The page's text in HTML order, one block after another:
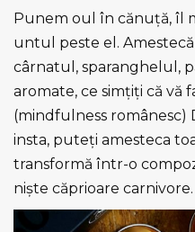
Punem oul în cănuță, îl
untul peste el.
cârnatul, sparanghelul,
aromate, ce simțiți că vă
(mindfulness românesc)
insta, puteți amesteca
transformă într-o
niște căprioare carnivore.